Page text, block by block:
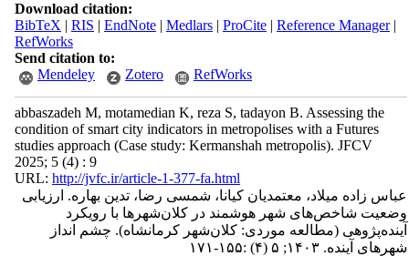
Download citation:
BibTeX | RIS | EndNote| Medlars| ProCite| Reference Manager|
RefWorks
Send citation to:
Mendeley
Zotero RefWorks
abbaszadeh M, motamedian K, reza S, tadayon B. Assessing the
condition of smart city indicators in metropolises with a Futures
studies approach (Case study: Kermanshah metropolis). JFCV
2025; 5 (4) : 9
URL: http://jvfc.ir/article-1-377-fa.html
عباس زاده میلاد، معتمدیان کیانا، شمسی رضا، تدین بهاره. ارزیابی
وضعیت شاخص‌های شهر هوشمند در کلان‌شهرها با رویکرد
آینده‌پژوهی (مطالعه موردی: کلان‌شهر کرمانشاه). چشم انداز
شهرهای آینده. ۱۴۰۳; ۵ (۴) :۱۵۵-۱۷۱